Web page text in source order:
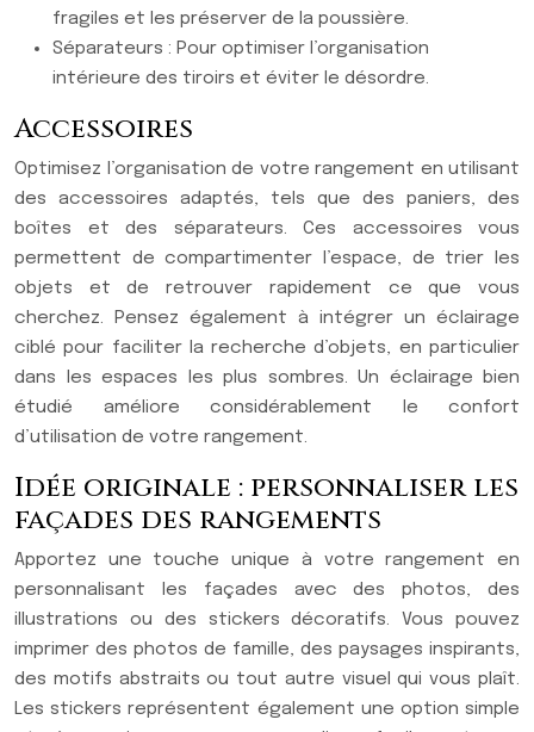
fragiles et les préserver de la poussière.
Séparateurs : Pour optimiser l’organisation
intérieure des tiroirs et éviter le désordre.
Accessoires
Optimisez l’organisation de votre rangement en utilisant
des accessoires adaptés, tels que des paniers, des
boîtes et des séparateurs. Ces accessoires vous
permettent de compartimenter l’espace, de trier les
objets et de retrouver rapidement ce que vous
cherchez. Pensez également à intégrer un éclairage
ciblé pour faciliter la recherche d’objets, en particulier
dans les espaces les plus sombres. Un éclairage bien
étudié améliore considérablement le confort
d’utilisation de votre rangement.
Idée originale : personnaliser les
façades des rangements
Apportez une touche unique à votre rangement en
personnalisant les façades avec des photos, des
illustrations ou des stickers décoratifs. Vous pouvez
imprimer des photos de famille, des paysages inspirants,
des motifs abstraits ou tout autre visuel qui vous plaît.
Les stickers représentent également une option simple